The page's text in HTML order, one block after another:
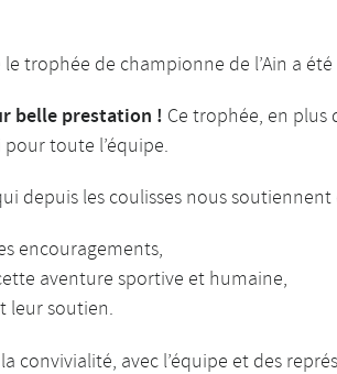
trophée de championne de l’Ain a
belle prestation ! Ce trophée, en plus
toute l’équipe.
depuis les coulisses nous
encouragements,
aventure sportive et humaine,
leur soutien.
convivialité, avec l’équipe et des